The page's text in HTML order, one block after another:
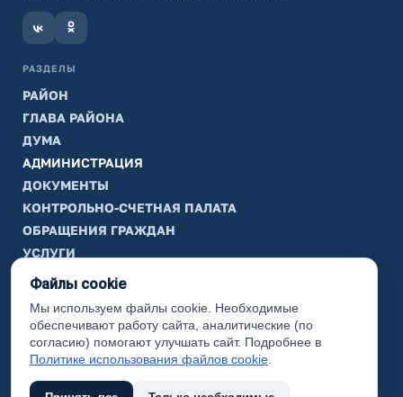
РАЗДЕЛЫ
РАЙОН
ГЛАВА РАЙОНА
ДУМА
АДМИНИСТРАЦИЯ
ДОКУМЕНТЫ
КОНТРОЛЬНО-СЧЕТНАЯ ПАЛАТА
ОБРАЩЕНИЯ ГРАЖДАН
УСЛУГИ
ТИК
ИНФОРМАЦИЯ
Законодательная карта
Карта сайта
Файлы cookie
Мы используем файлы cookie. Необходимые
обеспечивают работу сайта, аналитические (по
согласию) помогают улучшать сайт. Подробнее в
Политике использования файлов cookie